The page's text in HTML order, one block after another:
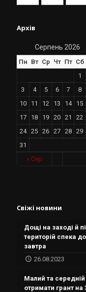
Архів
Серпень 2026
Пн Вт Ср Чт Пт Сб
« Сер
1
3
4 5 6 7 8
10
11 12 13 14 15
17
18 19 20 21 22
24
25 26 27 28 29
31
Свіжі новини
Дощі на заході й
територій спека
завтра
26.08.2023
Малий та
отримати грант на